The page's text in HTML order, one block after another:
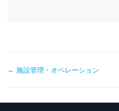
Doc
← 施設管理・オペレーション